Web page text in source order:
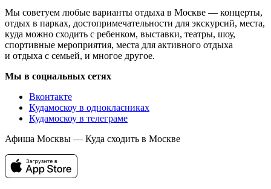
Мы советуем любые варианты отдыха в Москве — концерты,
отдых в парках, достопримечательности для экскурсий, места,
куда можно сходить с ребенком, выставки, театры, шоу,
спортивные мероприятия, места для активного отдыха
и отдыха с семьей, и многое другое.
Мы в социальных сетях
Вконтакте
Кудамоскоу в однокласниках
Кудамоскоу в телеграме
Афиша Москвы — Куда сходить в Москве